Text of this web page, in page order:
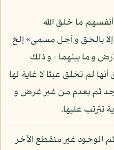
أنفسهم ما خلق الله
إلا بالحق و أجل مسمى» إلخ
و ما بينهما - و ذلك
لم تخلق عبثا لا غاية لها
ثم يعدم من غير غرض و
تترتب عليها.
الوجود غير منقطع الآخر